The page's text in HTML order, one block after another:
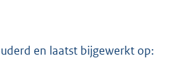
en laatst bijgewerkt op: